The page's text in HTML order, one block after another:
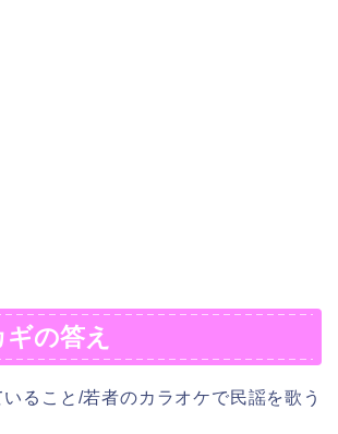
の答え
ること/若者のカラオケで民謡を歌う